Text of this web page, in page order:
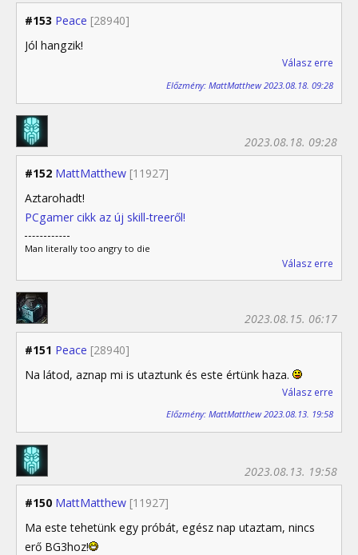
#153 Peace [28940]
Jól hangzik!
Válasz erre
Előzmény: MattMatthew 2023.08.18. 09:28
#152 MattMatthew [11927]
2023.08.18. 09:28
Aztarohadt!
PCgamer cikk az új skill-treeről!
Man literally too angry to die
Válasz erre
#151 Peace [28940]
2023.08.15. 06:17
Na látod, aznap mi is utaztunk és este értünk haza.
Válasz erre
Előzmény: MattMatthew 2023.08.13. 19:58
#150 MattMatthew [11927]
2023.08.13. 19:58
Ma este tehetünk egy próbát, egész nap utaztam, nincs
erő BG3hoz!